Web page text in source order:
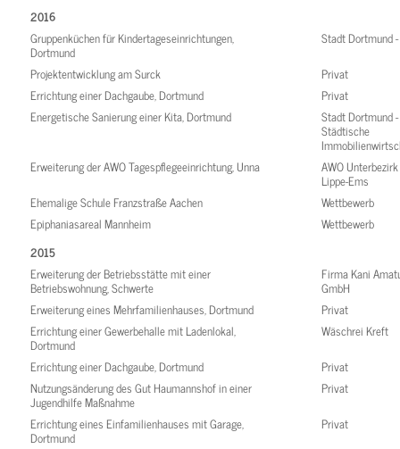
2016
Gruppenküchen für Kindertageseinrichtungen,
Dortmund
Stadt Dortmund
Projektentwicklung am Surck
Privat
Errichtung einer Dachgaube, Dortmund
Privat
Energetische Sanierung einer Kita, Dortmund
Stadt Dortmund -
Städtische
Erweiterung der AWO Tagespflegeeinrichtung, Unna
AWO
Lippe-Ems
Ehemalige Schule Franzstraße Aachen
Wettbewerb
Epiphaniasareal Mannheim
Wettbewerb
2015
Erweiterung der Betriebsstätte mit einer
Betriebswohnung, Schwerte
Firma Kani
GmbH
Erweiterung eines Mehrfamilienhauses, Dortmund
Privat
Errichtung einer Gewerbehalle mit Ladenlokal,
Dortmund
Wäschrei Kreft
Errichtung einer Dachgaube, Dortmund
Privat
Nutzungsänderung des Gut Haumannshof in einer
Jugendhilfe Maßnahme
Privat
Errichtung eines Einfamilienhauses mit Garage,
Dortmund
Privat